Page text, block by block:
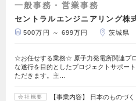
一般事務・営業事務
セントラルエンジニアリング株
500万円 ～ 699万円 茨城県
☆お任せする業務☆ 原子力発電所関連プ
な遂行を目的としたプロジェクトサポー
ただきます。主…
会社概要
【事業内容】 日本のものづ